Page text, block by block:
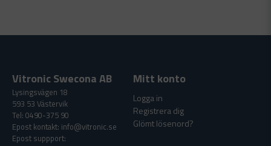
Vitronic Swecona AB
Lysingsvägen 18
593 53 Västervik
Tel: 0490-375 90
Epost kontakt: info@vitronic.se
Epost suppport:
Mitt konto
Logga in
Registrera dig
Glömt lösenord?